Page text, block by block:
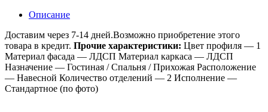
Описание
Доставим через 7-14 дней.Возможно приобретение этого
товара в кредит. Прочие характеристики: Цвет профиля — 1
Материал фасада — ЛДСП Материал каркаса — ЛДСП
Назначение — Гостиная / Спальня / Прихожая Расположение
— Навесной Количество отделений — 2 Исполнение —
Стандартное (по фото)